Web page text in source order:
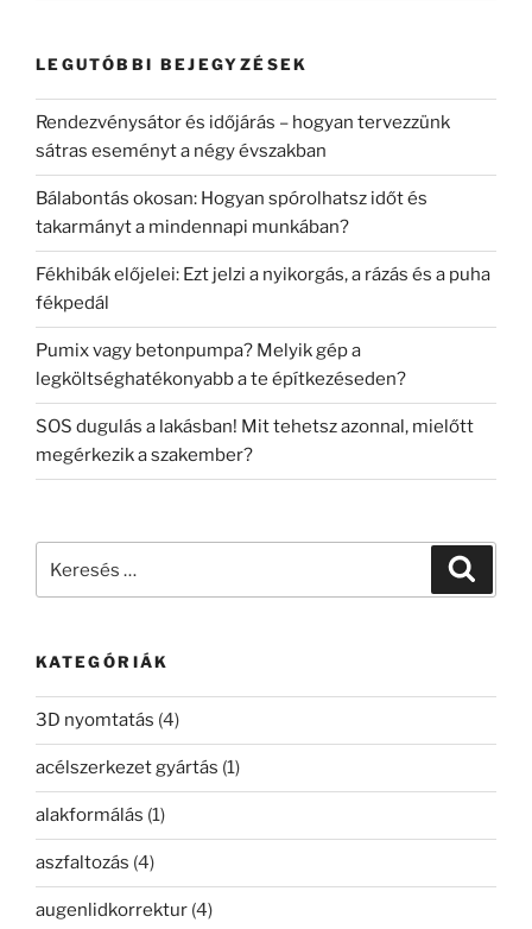
LEGUTÓBBI BEJEGYZÉSEK
Rendezvénysátor és időjárás – hogyan tervezzünk
sátras eseményt a négy évszakban
Bálabontás okosan: Hogyan spórolhatsz időt és
takarmányt a mindennapi munkában?
Fékhibák előjelei: Ezt jelzi a nyikorgás, a rázás és a puha
fékpedál
Pumix vagy betonpumpa? Melyik gép a
legköltséghatékonyabb a te építkezéseden?
SOS dugulás a lakásban! Mit tehetsz azonnal, mielőtt
megérkezik a szakember?
KATEGÓRIÁK
3D nyomtatás (4)
acélszerkezet gyártás (1)
alakformálás (1)
aszfaltozás (4)
augenlidkorrektur (4)